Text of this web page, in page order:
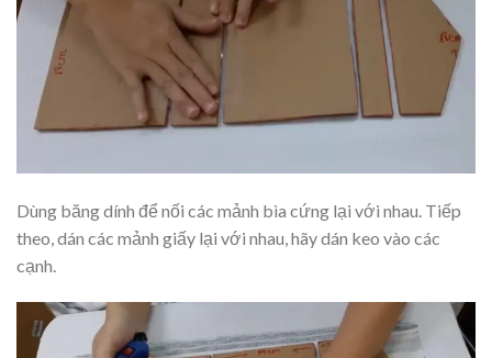
Dùng băng dính để nối các mảnh bìa cứng lại với nhau. Tiếp
theo, dán các mảnh giấy lại với nhau, hãy dán keo vào các
cạnh.